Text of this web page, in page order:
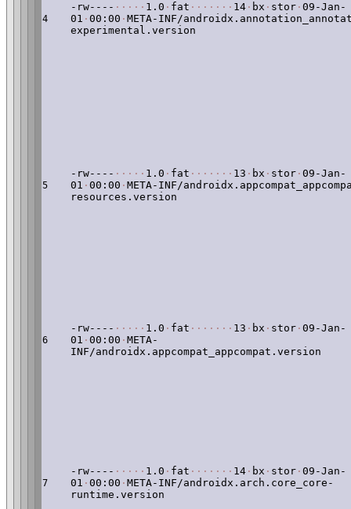
4
-rw---- · · · · · 1.0 · fat · · · · · · · 14 · bx · stor · 09-Jan-
01 · 00:00 · META-INF/
experimental.version
5
-rw---- · · · · · 1.0 · fat · · · · · · · 13 · bx · stor · 09-Jan-
01 · 00:00 · META-INF/
resources.version
6
-rw---- · · · · · 1.0 · fat · · · · · · · 13 · bx · stor · 09-Jan-
01 · 00:00 · META-
INF/androidx.appcompat_appcompat.version
7
-rw---- · · · · · 1.0 · fat · · · · · · · 14 · bx · stor · 09-Jan-
01 · 00:00 · META-INF/androidx.arch.core_core-
runtime.version